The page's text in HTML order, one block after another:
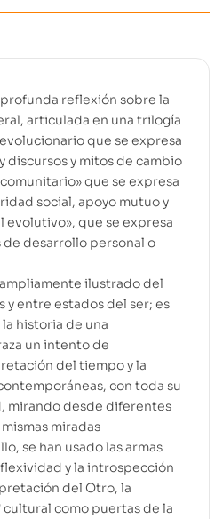
reflexión sobre la
articulada en una trilogía
que se expresa
discursos y mitos de cambio
que se expresa
social, apoyo mutuo y
evolutivo», que se expresa
desarrollo personal o
ilustrado del
entre estados del ser; es
historia de una
un intento de
del tiempo y la
con toda su
mirando desde diferentes
miradas
se han usado las armas
y la introspección
del Otro, la
cultural como puertas de la